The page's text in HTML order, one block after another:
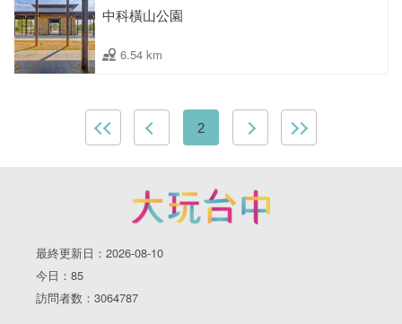
中科橫山公園
6.54 km
2
最終更新日：2026-08-10
今日：85
訪問者数：3064787